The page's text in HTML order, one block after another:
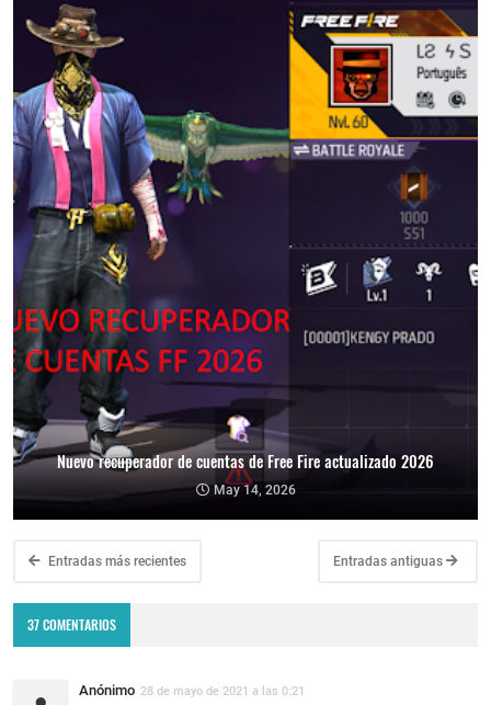
Nuevo recuperador de cuentas de Free Fire actualizado 2026
May 14, 2026
Entradas más recientes Entradas antiguas
37 COMENTARIOS
Anónimo 28 de mayo de 2021 a las 0:21